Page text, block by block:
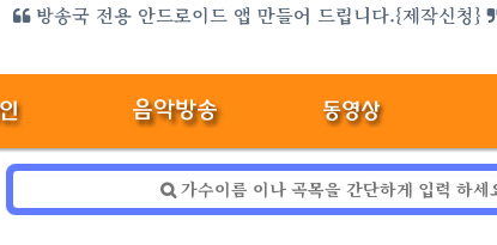
방송국 전용 안드로이드 앱 만들어 드립니다.{제작신청}